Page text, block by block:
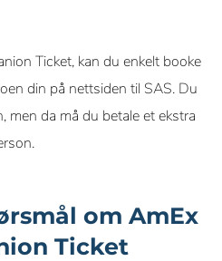
Ticket, kan du enkelt booke
din på nettsiden til SAS. Du
men da må du betale et ekstra
om AmEx
Ticket